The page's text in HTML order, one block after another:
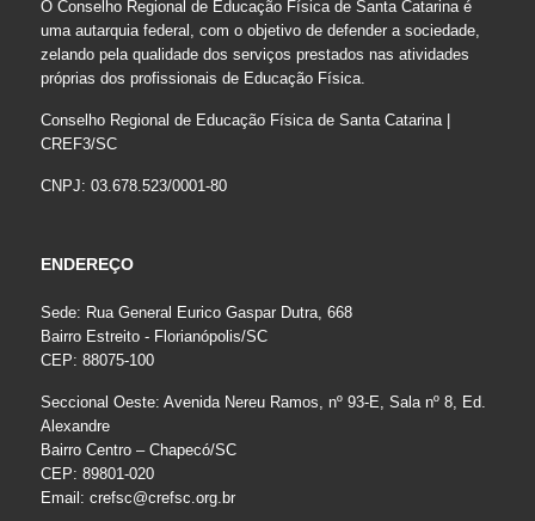
O Conselho Regional de Educação Física de Santa Catarina é
uma autarquia federal, com o objetivo de defender a sociedade,
zelando pela qualidade dos serviços prestados nas atividades
próprias dos profissionais de Educação Física.
Conselho Regional de Educação Física de Santa Catarina |
CREF3/SC
CNPJ: 03.678.523/0001-80
ENDEREÇO
Sede: Rua General Eurico Gaspar Dutra, 668
Bairro Estreito - Florianópolis/SC
CEP: 88075-100
Seccional Oeste: Avenida Nereu Ramos, nº 93-E, Sala nº 8, Ed.
Alexandre
Bairro Centro – Chapecó/SC
CEP: 89801-020
Email: crefsc@crefsc.org.br